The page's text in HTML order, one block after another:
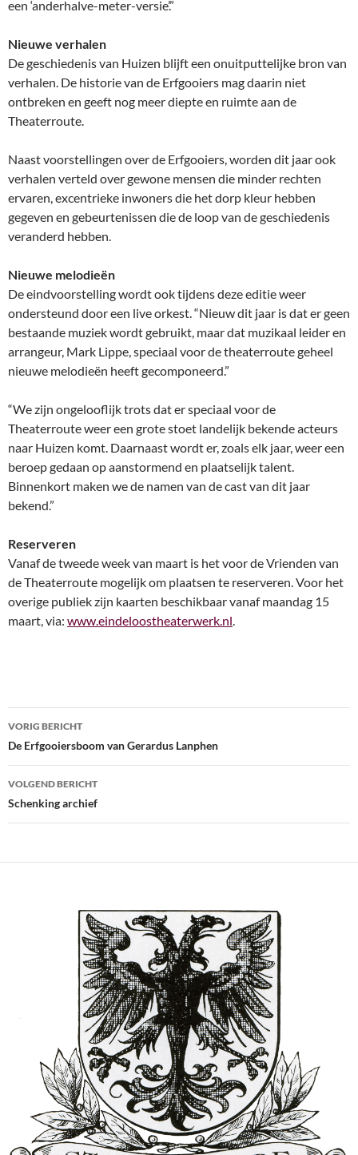
een ‘anderhalve-meter-versie’.”
Nieuwe verhalen
De geschiedenis van Huizen blijft een onuitputtelijke bron van
verhalen. De historie van de Erfgooiers mag daarin niet
ontbreken en geeft nog meer diepte en ruimte aan de
Theaterroute.
Naast voorstellingen over de Erfgooiers, worden dit jaar ook
verhalen verteld over gewone mensen die minder rechten
ervaren, excentrieke inwoners die het dorp kleur hebben
gegeven en gebeurtenissen die de loop van de geschiedenis
veranderd hebben.
Nieuwe melodieën
De eindvoorstelling wordt ook tijdens deze editie weer
ondersteund door een live orkest. “Nieuw dit jaar is dat er geen
bestaande muziek wordt gebruikt, maar dat muzikaal leider en
arrangeur, Mark Lippe, speciaal voor de theaterroute geheel
nieuwe melodieën heeft gecomponeerd.”
“We zijn ongelooflijk trots dat er speciaal voor de
Theaterroute weer een grote stoet landelijk bekende acteurs
naar Huizen komt. Daarnaast wordt er, zoals elk jaar, weer een
beroep gedaan op aanstormend en plaatselijk talent.
Binnenkort maken we de namen van de cast van dit jaar
bekend.”
Reserveren
Vanaf de tweede week van maart is het voor de Vrienden van
de Theaterroute mogelijk om plaatsen te reserveren. Voor het
overige publiek zijn kaarten beschikbaar vanaf maandag 15
maart, via: www.eindeloostheaterwerk.nl.
Bericht
navigatie
VORIG BERICHT
De Erfgooiersboom van Gerardus Lanphen
VOLGEND BERICHT
Schenking archief